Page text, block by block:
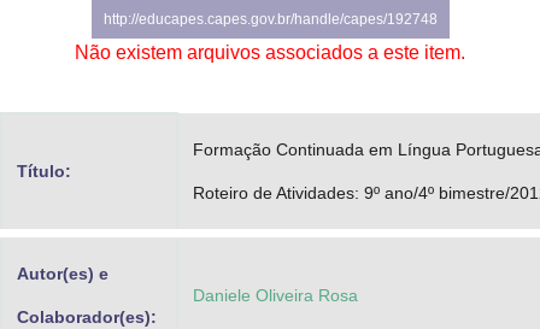
Gabinete de Segurança Institucional
http://educapes.capes.gov.br/handle/capes/192748
Não existem arquivos associados a este item.
Título:
Formação Continuada em Língua
Roteiro de Atividades: 9º ano/4º bimestre/
Autor(es) e
Colaborador(es):
Daniele Oliveira Rosa